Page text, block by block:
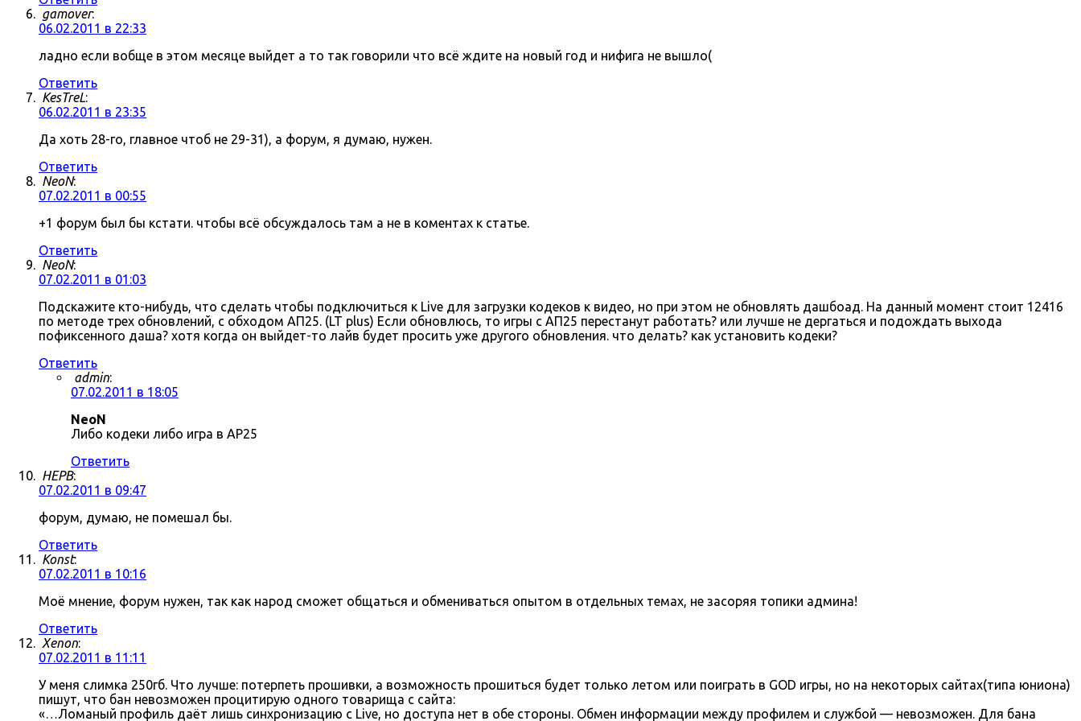
gamover:
06.02.2011 в 22:33
ладно если вобще в этом месяце выйдет а то так говорили что всё ждите на новый год и нифига не вышло(
Ответить
KesTreL:
06.02.2011 в 23:35
Да хоть 28-го, главное чтоб не 29-31), а форум, я думаю, нужен.
Ответить
NeoN:
07.02.2011 в 00:55
+1 форум был бы кстати. чтобы всё обсуждалось там а не в коментах к статье.
Ответить
NeoN:
07.02.2011 в 01:03
Подскажите кто-нибудь, что сделать чтобы подключиться к Live для загрузки кодеков к видео, но при этом не обновлять дашбоад. На данный момент стоит 12416
по методе трех обновлений, с обходом АП25. (LT plus) Если обновлюсь, то игры с АП25 перестанут работать? или лучше не дергаться и подождать выхода
пофиксенного даша? хотя когда он выйдет-то лайв будет просить уже другого обновления. что делать? как установить кодеки?
Ответить
admin:
07.02.2011 в 18:05
NeoN
Либо кодеки либо игра в AP25
Ответить
HEPB:
07.02.2011 в 09:47
форум, думаю, не помешал бы.
Ответить
Konst:
07.02.2011 в 10:16
Моё мнение, форум нужен, так как народ сможет общаться и обмениваться опытом в отдельных темах, не засоряя топики админа!
Ответить
Xenon:
07.02.2011 в 11:11
У меня слимка 250гб. Что лучше: потерпеть прошивки, а возможность прошиться будет только летом или поиграть в GOD игры, но на некоторых сайтах(типа юниона)
пишут, что бан невозможен процитирую одного товарища с сайта:
«…Ломаный профиль даёт лишь синхронизацию с Live, но доступа нет в обе стороны. Обмен информации между профилем и службой — невозможен. Для бана